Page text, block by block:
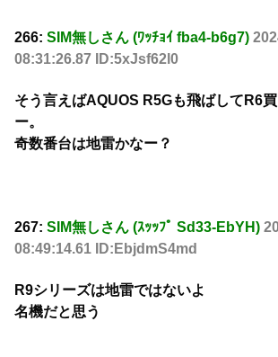
266: SIM無しさん (ﾜｯﾁｮｲ fba4-b6g7)
08:31:26.87 ID:5xJsf62l0
そう言えばAQUOS R5Gも飛ばしてR6
ー。
奇数番台は地雷かなー？
267: SIM無しさん (ｽｯｯﾌﾟ Sd33-EbYH)
08:49:14.61 ID:EbjdmS4md
R9シリーズは地雷ではないよ
名機だと思う